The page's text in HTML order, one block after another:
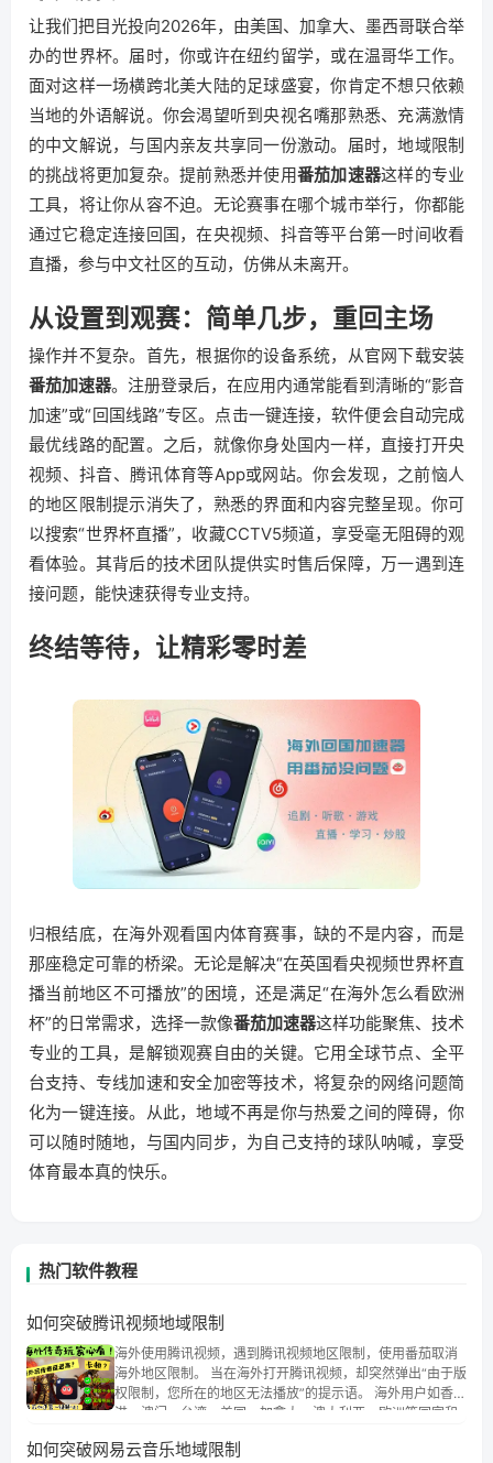
让我们把目光投向2026年，由美国、加拿大、墨西哥联合举
办的世界杯。届时，你或许在纽约留学，或在温哥华工作。
面对这样一场横跨北美大陆的足球盛宴，你肯定不想只依赖
当地的外语解说。你会渴望听到央视名嘴那熟悉、充满激情
的中文解说，与国内亲友共享同一份激动。届时，地域限制
的挑战将更加复杂。提前熟悉并使用番茄加速器这样的专业
工具，将让你从容不迫。无论赛事在哪个城市举行，你都能
通过它稳定连接回国，在央视频、抖音等平台第一时间收看
直播，参与中文社区的互动，仿佛从未离开。
从设置到观赛：简单几步，重回主场
操作并不复杂。首先，根据你的设备系统，从官网下载安装
番茄加速器。注册登录后，在应用内通常能看到清晰的“影音
加速”或“回国线路”专区。点击一键连接，软件便会自动完成
最优线路的配置。之后，就像你身处国内一样，直接打开央
视频、抖音、腾讯体育等App或网站。你会发现，之前恼人
的地区限制提示消失了，熟悉的界面和内容完整呈现。你可
以搜索“世界杯直播”，收藏CCTV5频道，享受毫无阻碍的观
看体验。其背后的技术团队提供实时售后保障，万一遇到连
接问题，能快速获得专业支持。
终结等待，让精彩零时差
归根结底，在海外观看国内体育赛事，缺的不是内容，而是
那座稳定可靠的桥梁。无论是解决“在英国看央视频世界杯直
播当前地区不可播放”的困境，还是满足“在海外怎么看欧洲
杯”的日常需求，选择一款像番茄加速器这样功能聚焦、技术
专业的工具，是解锁观赛自由的关键。它用全球节点、全平
台支持、专线加速和安全加密等技术，将复杂的网络问题简
化为一键连接。从此，地域不再是你与热爱之间的障碍，你
可以随时随地，与国内同步，为自己支持的球队呐喊，享受
体育最本真的快乐。
热门软件教程
如何突破腾讯视频地域限制
海外使用腾讯视频，遇到腾讯视频地区限制，使用番茄取消
海外地区限制。 当在海外打开腾讯视频，却突然弹出“由于版
权限制，您所在的地区无法播放”的提示语。 海外用户如香
港、澳门、台湾、美国、加拿大、澳大利亚、欧洲等国家和
权限制问题，且仅能在中国大陆地区播放。 遇到这个问题的
如何突破网易云音乐地域限制